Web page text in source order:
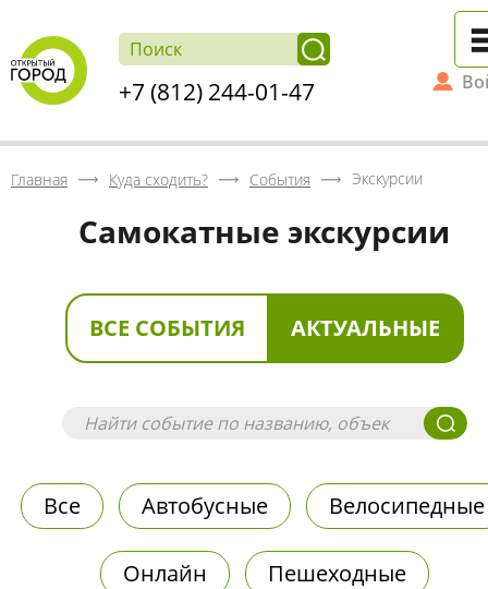
+7 (812) 244-01-47
Главная Куда сходить? События Экскурсии
Самокатные экскурсии
ВСЕ СОБЫТИЯ АКТУАЛЬНЫЕ
Все Автобусные Велосипедные
Онлайн Пешеходные